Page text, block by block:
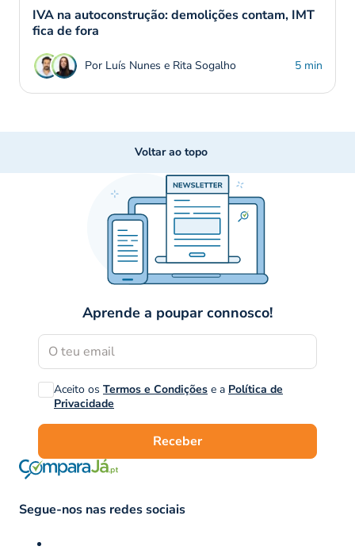
IVA na autoconstrução: demolições contam, IMT
fica de fora
Por Luís Nunes e Rita Sogalho 5 min
Voltar ao topo
Aprende a poupar connosco!
Aceito os Termos e Condições e a Política de
Privacidade
Receber
Segue-nos nas redes sociais